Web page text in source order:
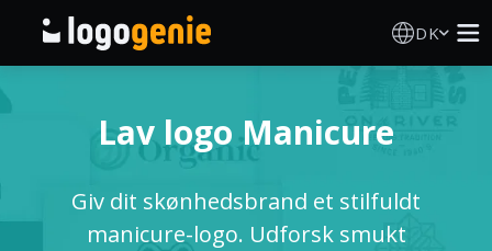
DK
AI logogenerator
Logoidéer
Lav logo Manicure
Giv dit skønhedsbrand et stilfuldt
manicure-logo. Udforsk smukt